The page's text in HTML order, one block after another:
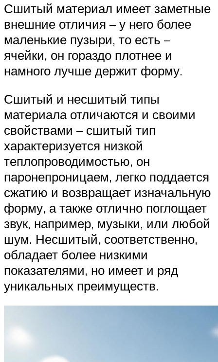
Сшитый материал имеет заметные
внешние отличия – у него более
маленькие пузыри, то есть –
ячейки, он гораздо плотнее и
намного лучше держит форму.
Сшитый и несшитый типы
материала отличаются и своими
свойствами – сшитый тип
характеризуется низкой
теплопроводимостью, он
паронепроницаем, легко поддается
сжатию и возвращает изначальную
форму, а также отлично поглощает
звук, например, музыки, или любой
шум. Несшитый, соответственно,
обладает более низкими
показателями, но имеет и ряд
уникальных преимуществ.